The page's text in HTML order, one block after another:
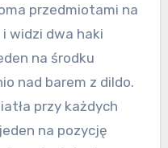
przedmiotami na
widzi dwa haki
na środku
nad barem z dildo.
przy każdych
na pozycję